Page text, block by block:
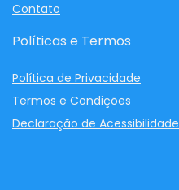
Contato
Políticas e Termos
Política de Privacidade
Termos e Condições
Declaração de Acessibilidade